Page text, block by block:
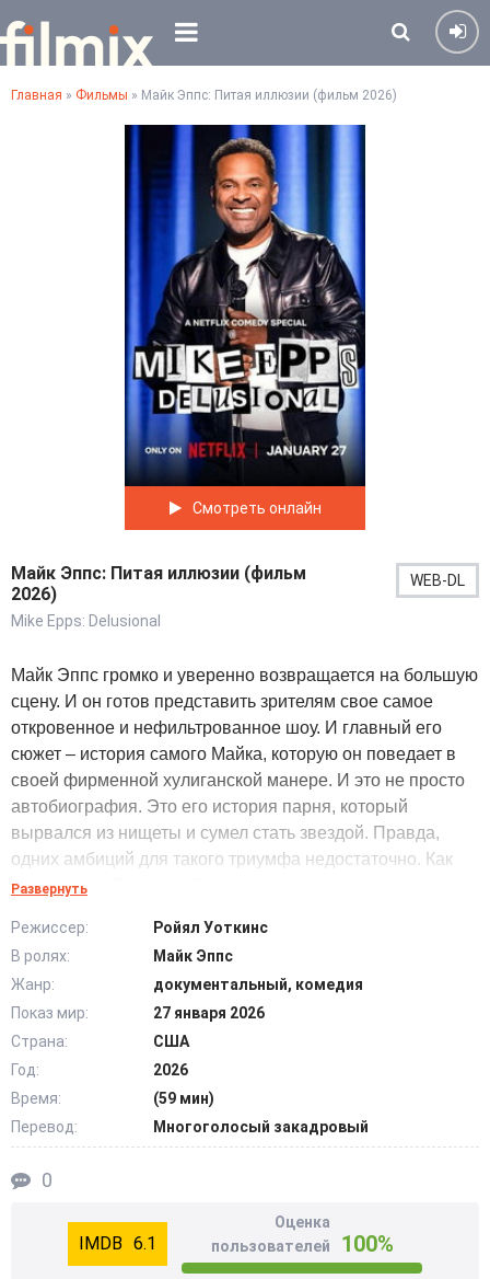
Главная » Фильмы » Майк Эппс: Питая иллюзии (фильм 2026)
Смотреть онлайн
Майк Эппс: Питая иллюзии (фильм
2026)
Mike Epps: Delusional
WEB-DL
Майк Эппс громко и уверенно возвращается на большую
сцену. И он готов представить зрителям свое самое
откровенное и нефильтрованное шоу. И главный его
сюжет – история самого Майка, которую он поведает в
своей фирменной хулиганской манере. И это не просто
автобиография. Это его история парня, который
вырвался из нищеты и сумел стать звездой. Правда,
одних амбиций для такого триумфа недостаточно. Как
говорит сам Эппс, чтобы добиться успеха, ты должен
свой путь сам Майк. Когда-то он был бедным парнем с
судимостью за наркотики из Индианы. Сегодня же он
стал иконой американской комедии. И на всей своей
дороге он прошел через многое, о чем поведает с
присущей ему иронией. О своем старении и безумных
свиданиях. Артист расскажет о тонкостях семейных
разборок. И особое место в его шоу займет рассказ о
том, как тяжело справляться со славой, если ты все еще
остаешься простым парнем из Индианы. Этот фильм –
совершенно этой взгляд на всемирно известного комика.
Развернуть
Режиссер:
Ройял Уоткинс
В ролях:
Майк Эппс
Жанр:
документальный, комедия
Показ мир:
27 января 2026
Страна:
США
Год:
2026
Время:
(59 мин)
Перевод:
Многоголосый закадровый
0
6.1
Оценка
пользователей
100%